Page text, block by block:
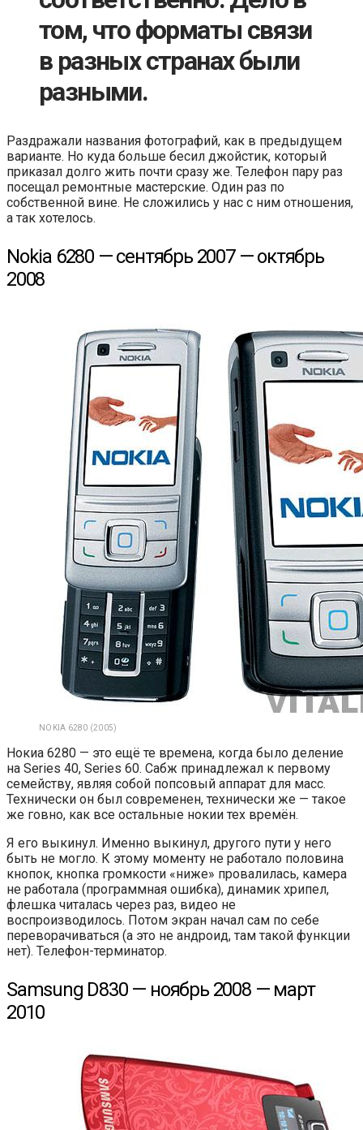
том, что форматы связи
в разных странах были
разными.
Раздражали названия фотографий, как в предыдущем
варианте. Но куда больше бесил джойстик, который
приказал долго жить почти сразу же. Телефон пару раз
посещал ремонтные мастерские. Один раз по
собственной вине. Не сложились у нас с ним отношения,
а так хотелось.
Nokia 6280 — сентябрь 2007 — октябрь
2008
NOKIA 6280 (2005)
Нокиа 6280 — это ещё те времена, когда было деление
на Series 40, Series 60. Сабж принадлежал к первому
семейству, являя собой попсовый аппарат для масс.
Технически он был современен, технически же — такое
же говно, как все остальные нокии тех времён.
Я его выкинул. Именно выкинул, другого пути у него
быть не могло. К этому моменту не работало половина
кнопок, кнопка громкости «ниже» провалилась, камера
не работала (программная ошибка), динамик хрипел,
флешка читалась через раз, видео не
воспроизводилось. Потом экран начал сам по себе
переворачиваться (а это не андроид, там такой функции
нет). Телефон-терминатор.
Samsung D830 — ноябрь 2008 — март
2010